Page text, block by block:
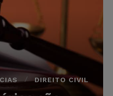
DIREITO CIVIL